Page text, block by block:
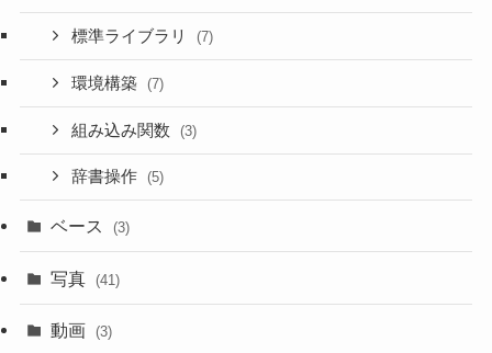
標準ライブラリ (7)
環境構築 (7)
組み込み関数 (3)
辞書操作 (5)
ベース (3)
写真 (41)
動画 (3)